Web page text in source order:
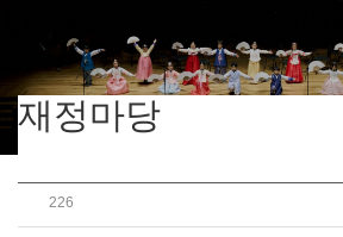
재정마당
226 2025학년도 결산서 공개(학